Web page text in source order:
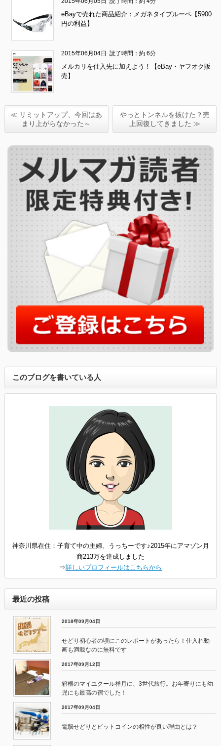
eBayで売れた商品紹介：メガネタイプルーペ【5900
円の利益】
2015年06月04日 読了時間：約 6分
メルカリを仕入先に加えよう！【eBay・ヤフオク販
売】
≪ リミットアップ、今回はあ
まり上がらなかった～
やっとトンネルを抜けた？売
上回復してきました ≫
このブログを書いている人
神奈川県在住：子育て中の主婦、うっちーです♪2015年にアマゾン月
商213万を達成しました
⇒詳しいプロフィールはこちらから
最近の投稿
2018年09月04日
せどり初心者の頃にこのレポートがあったら！仕入れ動
画も満載なのに無料です
2017年09月12日
箱根のマイユクール祥月に、3世代旅行。お年寄りにも幼
児にも最高の宿でした！
2017年09月04日
電脳せどりとビットコインの相性が良い理由とは？